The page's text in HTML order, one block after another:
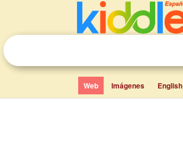
Web Imágenes English